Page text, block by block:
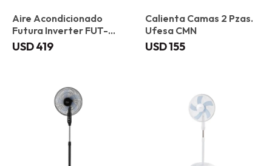
Aire Acondicionado
Futura Inverter FUT-
12AASUIT-INV 12000
USD419
Calienta Camas 2 Pzas.
Ufesa CMN
USD155